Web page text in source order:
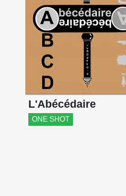
L'Abécédaire
ONE SHOT